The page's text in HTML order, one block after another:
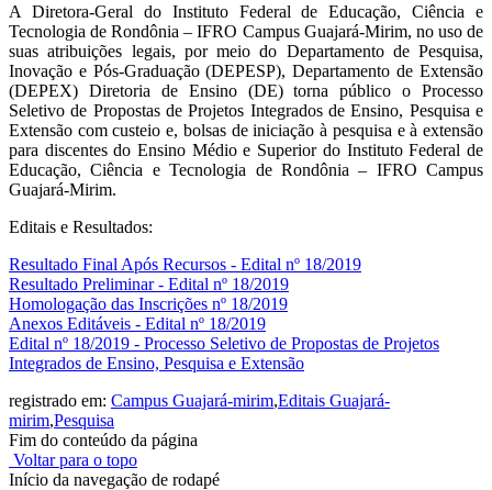
A Diretora-Geral do Instituto Federal de Educação, Ciência e
Tecnologia de Rondônia – IFRO Campus Guajará-Mirim, no uso de
suas atribuições legais, por meio do Departamento de Pesquisa,
Inovação e Pós-Graduação (DEPESP), Departamento de Extensão
(DEPEX) Diretoria de Ensino (DE) torna público o Processo
Seletivo de Propostas de Projetos Integrados de Ensino, Pesquisa e
Extensão com custeio e, bolsas de iniciação à pesquisa e à extensão
para discentes do Ensino Médio e Superior do Instituto Federal de
Educação, Ciência e Tecnologia de Rondônia – IFRO Campus
Guajará-Mirim.
Editais e Resultados:
Resultado Final Após Recursos - Edital nº 18/2019
Resultado Preliminar - Edital nº 18/2019
Homologação das Inscrições nº 18/2019
Anexos Editáveis - Edital nº 18/2019
Edital nº 18/2019 - Processo Seletivo de Propostas de Projetos
Integrados de Ensino, Pesquisa e Extensão
registrado em: Campus Guajará-mirim,Editais Guajará-
mirim,Pesquisa
Fim do conteúdo da página
Voltar para o topo
Início da navegação de rodapé